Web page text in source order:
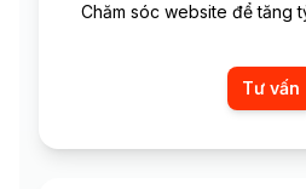
Chăm sóc website để
Tư vấn